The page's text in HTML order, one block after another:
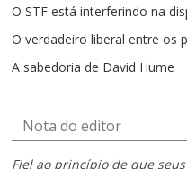
O STF está interferindo na
O verdadeiro liberal entre os
A sabedoria de David Hume
Nota do editor
Fiel ao princípio de que